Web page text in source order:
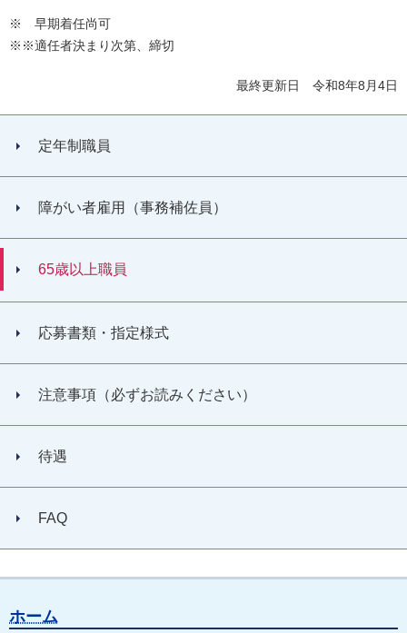
※ 早期着任尚可
※※適任者決まり次第、締切
最終更新日 令和8年8月4日
定年制職員
障がい者雇用（事務補佐員）
65歳以上職員
応募書類・指定様式
注意事項（必ずお読みください）
待遇
FAQ
ホーム